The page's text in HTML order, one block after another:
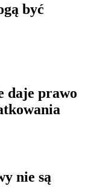
być
daje prawo
nie są